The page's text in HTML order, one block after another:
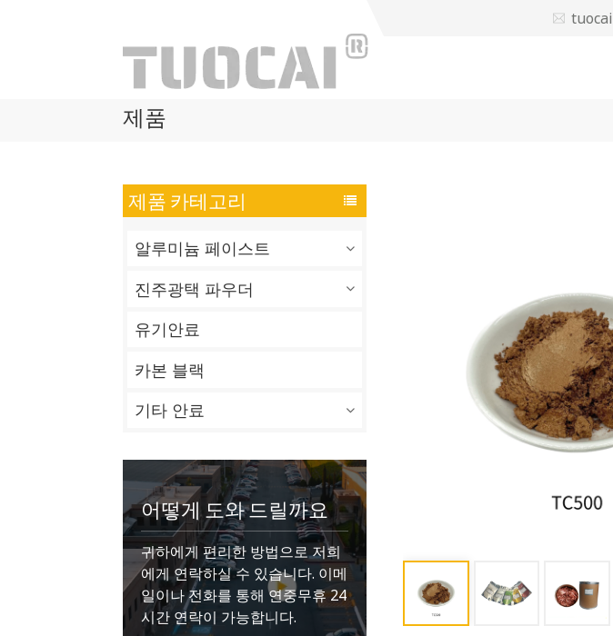
제품
제품 카테고리
알루미늄 페이스트
진주광택 파우더
유기안료
카본 블랙
기타 안료
어떻게 도와 드릴까요
귀하에게 편리한 방법으로 저희
에게 연락하실 수 있습니다. 이메
일이나 전화를 통해 연중무휴 24
시간 연락이 가능합니다.